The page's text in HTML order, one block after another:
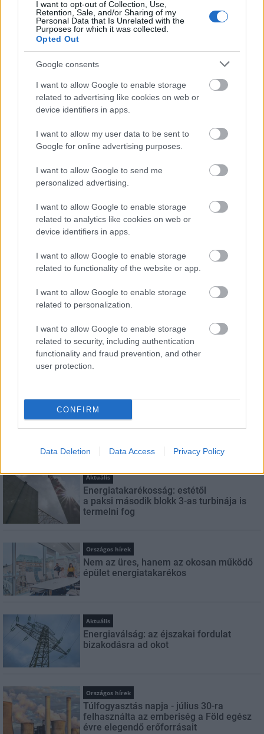
I want to opt-out of Collection, Use,
Retention, Sale, and/or Sharing of my
Personal Data that Is Unrelated with the
Purposes for which it was collected.
Opted Out
Google consents
I want to allow Google to enable storage
related to advertising like cookies on web or
device identifiers in apps.
I want to allow my user data to be sent to
Google for online advertising purposes.
I want to allow Google to send me
personalized advertising.
I want to allow Google to enable storage
related to analytics like cookies on web or
device identifiers in apps.
I want to allow Google to enable storage
related to functionality of the website or app.
I want to allow Google to enable storage
related to personalization.
I want to allow Google to enable storage
related to security, including authentication
functionality and fraud prevention, and other
user protection.
CONFIRM
Data Deletion Data Access Privacy Policy
Nem az üres, hanem az okosan működő
Újragondolják Lipótváros rejtett, zöld
parkját
mesél – megújul a tatai Angolkert
HÍRLEVÉL
E-mail cím
Feliratkozom a hírlevélre és elfogadom az
FELIRATKOZÁS
LEGNÉZETTEBB
Aktuális
Energiatakarékosság: estétől
a paksi második blokk 3-as turbinája is
termelni fog
Országos hírek
Nem az üres, hanem az okosan működő
épület energiatakarékos
Aktuális
Energiaválság: az éjszakai fordulat
bizakodásra ad okot
Országos hírek
Túlfogyasztás napja - július 30-ra
felhasználta az emberiség a Föld egész
évre elegendő erőforrásait